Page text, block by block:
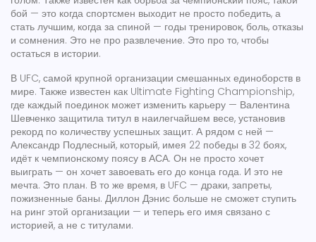
бой — это когда спортсмен выходит не просто победить, а
стать лучшим, когда за спиной — годы тренировок, боль, отказы
и сомнения. Это не про развлечение. Это про то, чтобы
остаться в истории.
В UFC, самой крупной организации смешанных единоборств в
мире. Также известен как Ultimate Fighting Championship,
где каждый поединок может изменить карьеру — Валентина
Шевченко защитила титул в наилегчайшем весе, установив
рекорд по количеству успешных защит. А рядом с ней —
Александр Подлесный, который, имея 22 победы в 32 боях,
идёт к чемпионскому поясу в АСА. Он не просто хочет
выиграть — он хочет завоевать его до конца года. И это не
мечта. Это план. В то же время, в UFC — драки, запреты,
пожизненные баны. Диллон Дэнис больше не сможет ступить
на ринг этой организации — и теперь его имя связано с
историей, а не с титулами.